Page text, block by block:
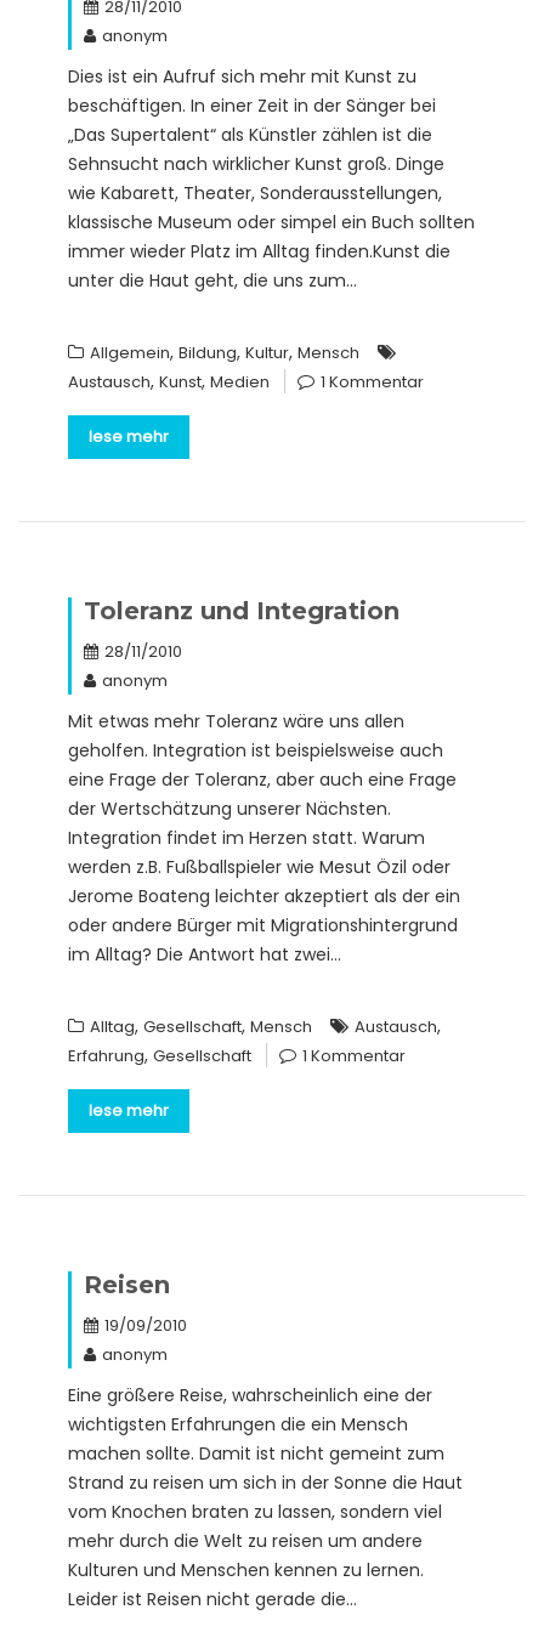
28/11/2010
anonym
Dies ist ein Aufruf sich mehr mit Kunst zu
beschäftigen. In einer Zeit in der Sänger bei
„Das Supertalent“ als Künstler zählen ist die
Sehnsucht nach wirklicher Kunst groß. Dinge
wie Kabarett, Theater, Sonderausstellungen,
klassische Museum oder simpel ein Buch sollten
immer wieder Platz im Alltag finden.Kunst die
unter die Haut geht, die uns zum…
Allgemein, Bildung, Kultur, Mensch
Austausch, Kunst, Medien 1 Kommentar
lese mehr
Toleranz und Integration
28/11/2010
anonym
Mit etwas mehr Toleranz wäre uns allen
geholfen. Integration ist beispielsweise auch
eine Frage der Toleranz, aber auch eine Frage
der Wertschätzung unserer Nächsten.
Integration findet im Herzen statt. Warum
werden z.B. Fußballspieler wie Mesut Özil oder
Jerome Boateng leichter akzeptiert als der ein
oder andere Bürger mit Migrationshintergrund
im Alltag? Die Antwort hat zwei…
Alltag, Gesellschaft, Mensch Austausch,
Erfahrung, Gesellschaft 1 Kommentar
lese mehr
Reisen
19/09/2010
anonym
Eine größere Reise, wahrscheinlich eine der
wichtigsten Erfahrungen die ein Mensch
machen sollte. Damit ist nicht gemeint zum
Strand zu reisen um sich in der Sonne die Haut
vom Knochen braten zu lassen, sondern viel
mehr durch die Welt zu reisen um andere
Kulturen und Menschen kennen zu lernen.
Leider ist Reisen nicht gerade die…